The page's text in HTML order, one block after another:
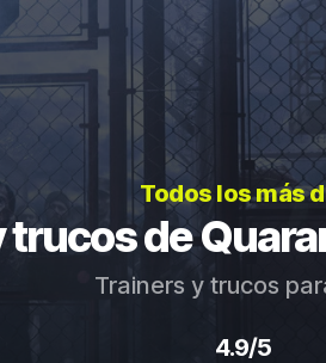
Todos los más
trucos de
Trainers y trucos
4.9/5